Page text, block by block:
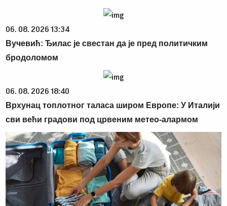
06. 08. 2026 13:34
Вучевић: Ђилас је свестан да је пред политичким
бродоломом
06. 08. 2026 18:40
Врхунац топлотног таласа широм Европе: У Италији
сви већи градови под црвеним метео-алармом